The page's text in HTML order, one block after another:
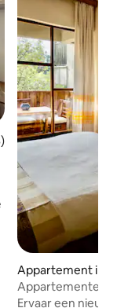
beoordeling van
Appartement in
Appartementen
Ervaar een